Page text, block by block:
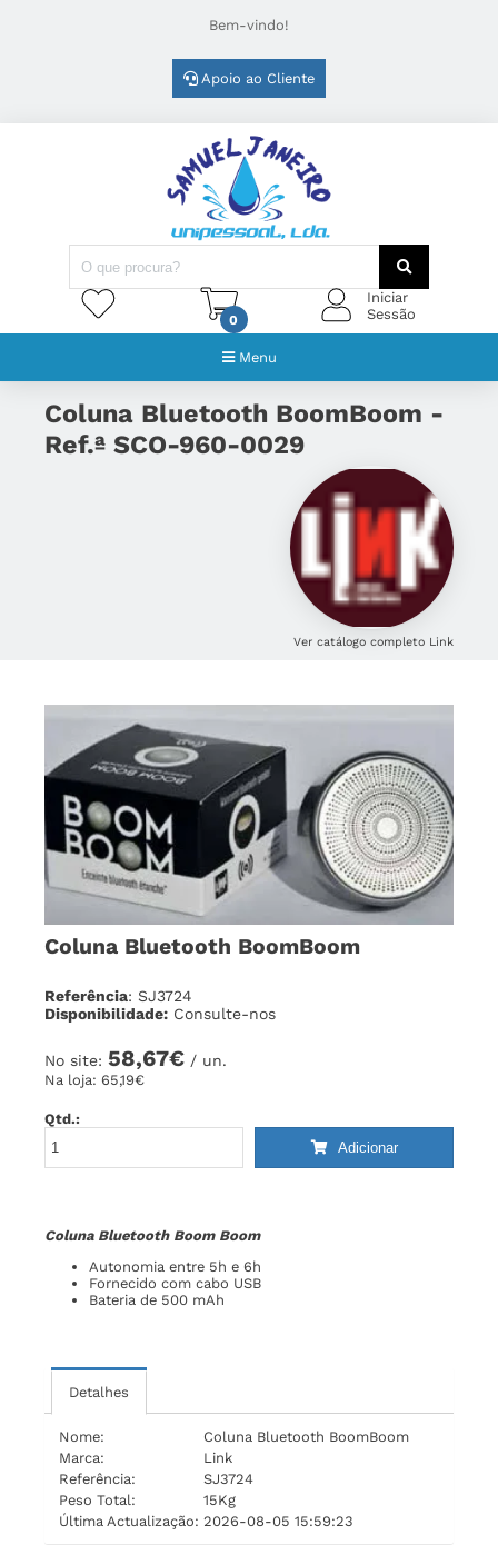
Bem-vindo!
Apoio ao Cliente
0
Iniciar
Sessão
Menu
Coluna Bluetooth BoomBoom -
Ref.ª SCO-960-0029
Ver catálogo completo Link
Coluna Bluetooth BoomBoom
Referência: SJ3724
Disponibilidade: Consulte-nos
No site: 58,67€ / un.
Na loja: 65,19€
Qtd.:
Adicionar
Coluna Bluetooth Boom Boom
Autonomia entre 5h e 6h
Fornecido com cabo USB
Bateria de 500 mAh
Detalhes
Nome:
Coluna Bluetooth BoomBoom
Marca:
Link
Referência:
SJ3724
Peso Total:
15Kg
Última Actualização: 2026-08-05 15:59:23